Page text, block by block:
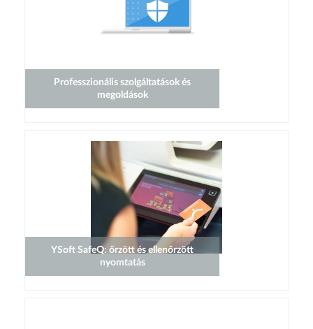
Professzionális szolgáltatások és
megoldások
YSoft SafeQ: őrzött és ellenőrzött
nyomtatás